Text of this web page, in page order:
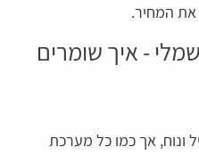
את המחיר.
- איך שומרים
ונוח, אך כמו כל מערכת